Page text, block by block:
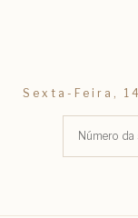
Sexta-Feira,
Número da